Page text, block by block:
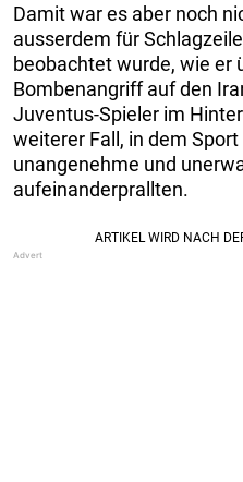
Damit war es aber noch
ausserdem für
beobachtet wurde, wie er
Bombenangriff auf den
Juventus-Spieler im
weiterer Fall, in dem
unangenehme und
aufeinanderprallten.